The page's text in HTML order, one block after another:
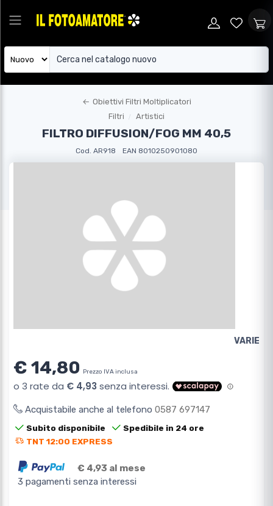
← Obiettivi Filtri Moltiplicatori
Filtri
Artistici
FILTRO DIFFUSION/FOG MM 40,5
Cod. AR918 EAN 8010250901080
VARIE
€ 14,80 Prezzo IVA inclusa
Acquistabile anche al telefono 0587 697147
Subito disponibile
Spedibile in 24 ore
TNT 12:00 EXPRESS
€ 4,93 al mese
3 pagamenti senza interessi